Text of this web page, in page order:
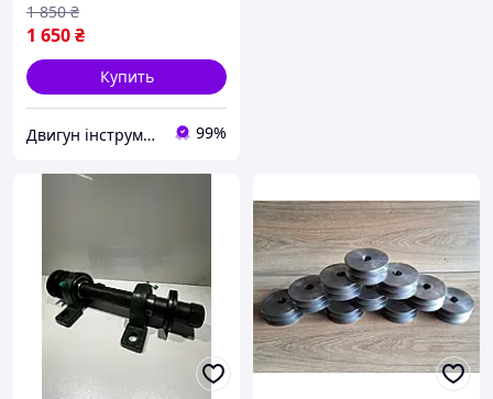
1 650₴
1 850 ₴
Купить
Двигун інструмент 99%